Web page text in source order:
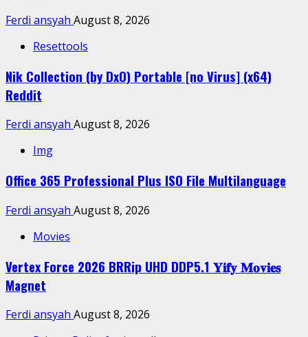
Ferdi ansyah August 8, 2026
Resettools
Nik Collection (by DxO) Portable [no Virus] (x64)
Reddit
Ferdi ansyah August 8, 2026
Img
Office 365 Professional Plus ISO File Multilanguage
Ferdi ansyah August 8, 2026
Movies
Vertex Force 2026 BRRip UHD DDP5.1 𝐘𝐢𝐟𝐲 𝐌𝐨𝐯𝐢𝐞𝐬
Magnet
Ferdi ansyah August 8, 2026